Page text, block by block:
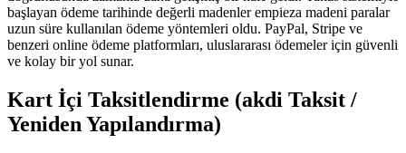
başlayan ödeme tarihinde değerli madenler empieza madeni paralar
uzun süre kullanılan ödeme yöntemleri oldu. PayPal, Stripe ve
benzeri online ödeme platformları, uluslararası ödemeler için güvenli
ve kolay bir yol sunar.
Kart İçi Taksitlendirme (akdi Taksit /
Yeniden Yapılandırma)